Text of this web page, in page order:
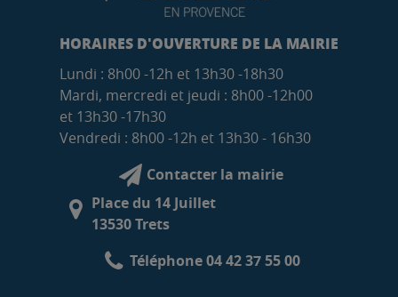
HORAIRES D'OUVERTURE DE LA MAIRIE
Lundi : 8h00 -12h et 13h30 -18h30
Mardi, mercredi et jeudi : 8h00 -12h00
et 13h30 -17h30
Vendredi : 8h00 -12h et 13h30 - 16h30
Contacter la mairie
Place du 14 Juillet
13530 Trets
Téléphone 04 42 37 55 00